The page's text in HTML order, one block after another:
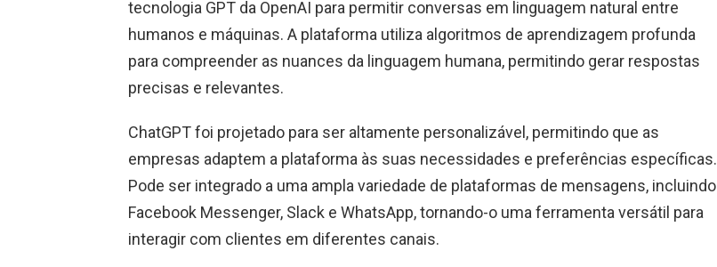
tecnologia GPT da OpenAI para permitir conversas em linguagem natural entre
humanos e máquinas. A plataforma utiliza algoritmos de aprendizagem profunda
para compreender as nuances da linguagem humana, permitindo gerar respostas
precisas e relevantes.
ChatGPT foi projetado para ser altamente personalizável, permitindo que as
empresas adaptem a plataforma às suas necessidades e preferências específicas.
Pode ser integrado a uma ampla variedade de plataformas de mensagens, incluindo
Facebook Messenger, Slack e WhatsApp, tornando-o uma ferramenta versátil para
interagir com clientes em diferentes canais.